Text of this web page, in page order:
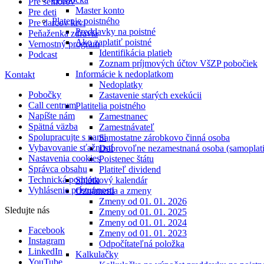
Master konto
Platenie poistného
Preddavky na poistné
Ako zaplatiť poistné
Identifikácia platieb
Zoznam príjmových účtov VšZP pobočiek
Informácie k nedoplatkom
Nedoplatky
Zastavenie starých exekúcii
Platitelia poistného
Zamestnanec
Zamestnávateľ
Samostatne zárobkovo činná osoba
Dobrovoľne nezamestnaná osoba
Poistenec štátu
Platiteľ dividend
Splátkový kalendár
Oznámenia a zmeny
Zmeny od 01. 01. 2026
Zmeny od 01. 01. 2025
Zmeny od 01. 01. 2024
Zmeny od 01. 01. 2023
Odpočítateľná položka
Kalkulačky
Pre deti
Pre darcov krvi
Peňaženka zdravia
Vernostný program
Podcast
Kontakt
Pobočky
Call centrum
Napíšte nám
Spätná väzba
Spolupracujte s nami
Vybavovanie sťažností
Nastavenia cookies
Správca obsahu
Technická podpora
Vyhlásenie prístupnosti
Sledujte nás
Facebook
Instagram
LinkedIn
YouTube